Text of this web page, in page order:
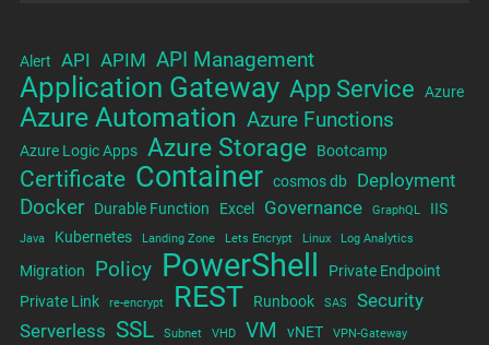
Alert API APIM API Management
Application Gateway App Service Azure
Azure Automation Azure Functions
Azure Logic Apps Azure Storage Bootcamp
Certificate Container cosmos db Deployment
Docker Durable Function Excel Governance GraphQL IIS
Java Kubernetes Landing Zone Lets Encrypt Linux Log Analytics
Migration Policy PowerShell
Private Endpoint
Private Link
re-encrypt REST Runbook SAS
Security
Serverless SSL Subnet VHD VM vNET VPN-Gateway